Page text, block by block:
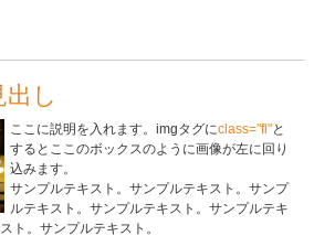
し
ここに説明を入れます。imgタグにclass="fl"と
するとここのボックスのように画像が左に回り
込みます。
サンプルテキスト。サンプルテキスト。サンプ
ルテキスト。サンプルテキスト。サンプルテキ
ト。サンプルテキスト。